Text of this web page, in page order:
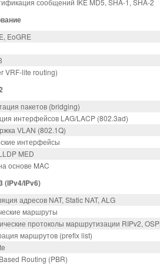
сообщений IKE MD5, SHA-1, SHA-2
EoGRE
VRF-lite routing)
пакетов (bridging)
интерфейсов LAG/LACP (802.3ad)
VLAN (802.1Q)
интерфейсы
MED
основе MAC
(IPv4/IPv6)
адресов NAT, Static NAT, ALG
маршруты
протоколы маршрутизации RIPv2,
маршрутов (prefix list)
Routing (PBR)